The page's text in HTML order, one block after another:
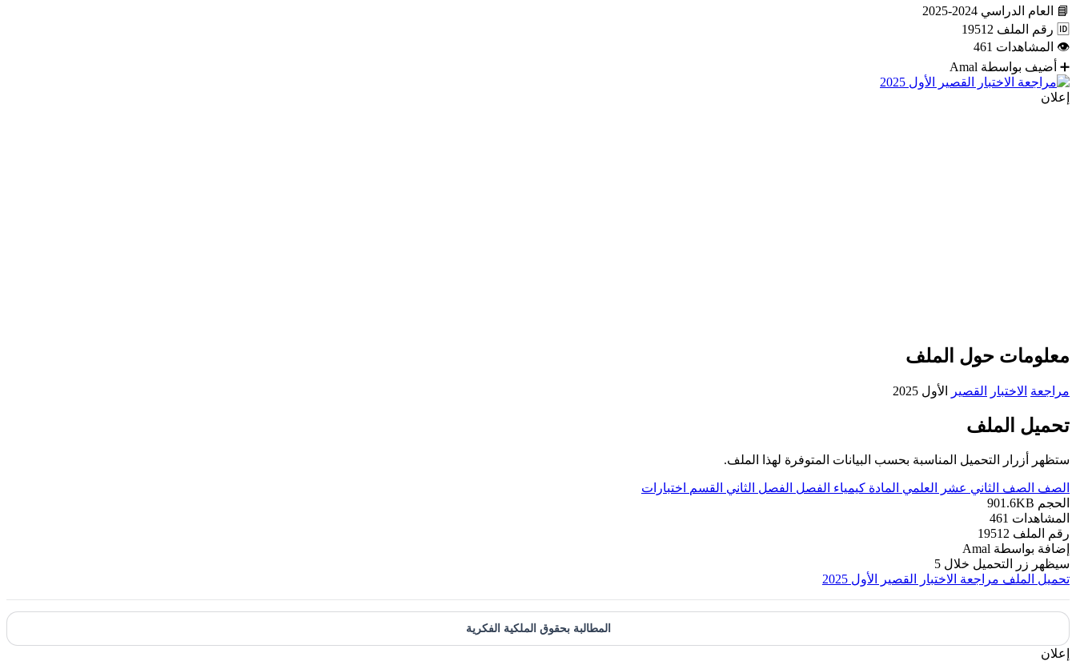
📘 العام الدراسي 2024-2025
🆔 رقم الملف 19512
👁 المشاهدات 461
➕ أضيف بواسطة Amal
إعلان
معلومات حول الملف
مراجعة الاختبار القصير الأول 2025
تحميل الملف
ستظهر أزرار التحميل المناسبة بحسب البيانات المتوفرة لهذا الملف.
الصف الصف الثاني عشر العلمي المادة كيمياء الفصل الفصل الثاني القسم اختبارات
الحجم 901.6KB
المشاهدات 461
رقم الملف 19512
إضافة بواسطة Amal
سيظهر زر التحميل خلال 5
تحميل الملف مراجعة الاختبار القصير الأول 2025
المطالبة بحقوق الملكية الفكرية
إعلان